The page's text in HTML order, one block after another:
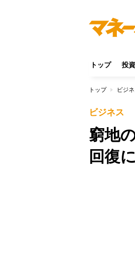
トップ 投資
トップ ビジ
ビジネス
窮地
回復